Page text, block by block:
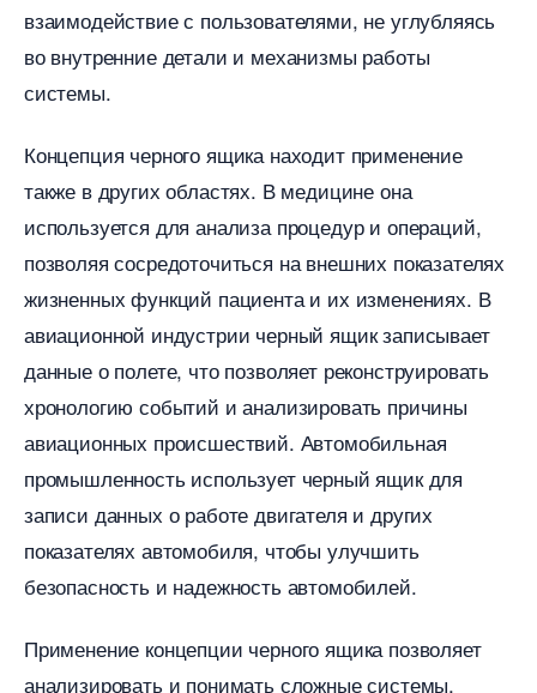
заимодействие с пользователями, не углубляясь
о внутренние детали и механизмы работы
системы.​
Концепция черного ящика находит применение
также в других областях.​ В медицине она
используется для анализа процедур и операций,
позволяя сосредоточиться на внешних показателях
жизненных функций пациента и их изменениях.​
авиационной индустрии черный ящик записывает
данные о полете, что позволяет реконструировать
хронологию событий и анализировать причины
авиационных происшествий. Автомобильная
промышленность использует черный ящик для
записи данных о работе двигателя и других
показателях автомобиля, чтобы улучшить
езопасность и надежность автомобилей.​
Применение концепции черного ящика позволяет
анализировать и понимать сложные системы,